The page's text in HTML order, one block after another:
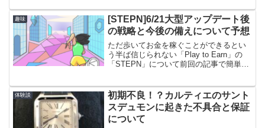
し...
趣味
[STEPN]6/21大型アップデート後
の戦略と今後の備えについて予想
ただ歩いてお金を稼ぐことができるとい
う半ば信じられない「Play to Earn」の
「STEPN」について前回の記事で簡単に
用して靴のNFTを購入して歩いて仮想...
体験談
初期不良！？カルティエのサント
スデュモンに起きた不具合と保証
について